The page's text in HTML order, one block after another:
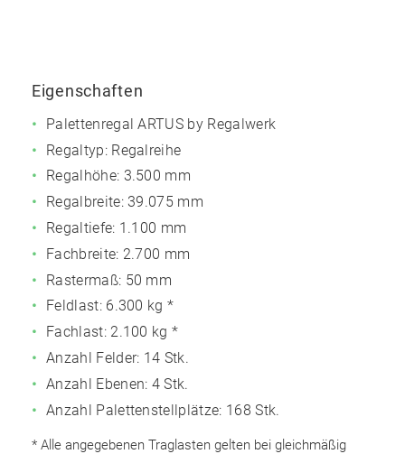
Eigenschaften
Palettenregal ARTUS by Regalwerk
Regaltyp: Regalreihe
Regalhöhe: 3.500 mm
Regalbreite: 39.075 mm
Regaltiefe: 1.100 mm
Fachbreite: 2.700 mm
Rastermaß: 50 mm
Feldlast: 6.300 kg *
Fachlast: 2.100 kg *
Anzahl Felder: 14 Stk.
Anzahl Ebenen: 4 Stk.
Anzahl Palettenstellplätze: 168 Stk.
* Alle angegebenen Traglasten gelten bei gleichmäßig